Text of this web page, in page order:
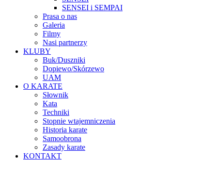
SENSEI i SEMPAI
Prasa o nas
Galeria
Filmy
Nasi partnerzy
KLUBY
Buk/Duszniki
Dopiewo/Skórzewo
UAM
O KARATE
Słownik
Kata
Techniki
Stopnie wtajemniczenia
Historia karate
Samoobrona
Zasady karate
KONTAKT